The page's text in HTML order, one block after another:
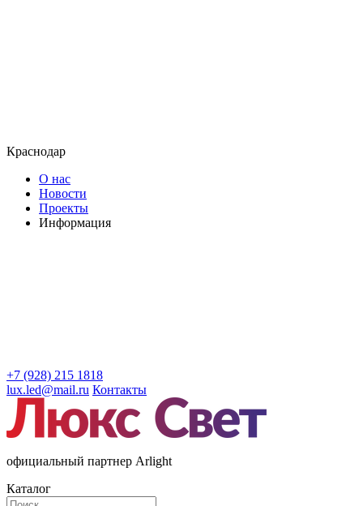
Краснодар
О нас
Новости
Проекты
Информация
+7 (928) 215 1818
lux.led@mail.ru Контакты
официальный партнер Arlight
Каталог